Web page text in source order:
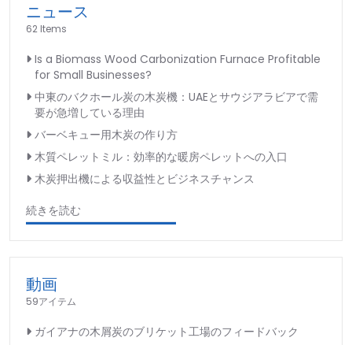
ニュース
62 Items
Is a Biomass Wood Carbonization Furnace Profitable
for Small Businesses?
中東のバクホール炭の木炭機：UAEとサウジアラビアで需
要が急増している理由
バーベキュー用木炭の作り方
木質ペレットミル：効率的な暖房ペレットへの入口
木炭押出機による収益性とビジネスチャンス
続きを読む
動画
59アイテム
ガイアナの木屑炭のブリケット工場のフィードバック